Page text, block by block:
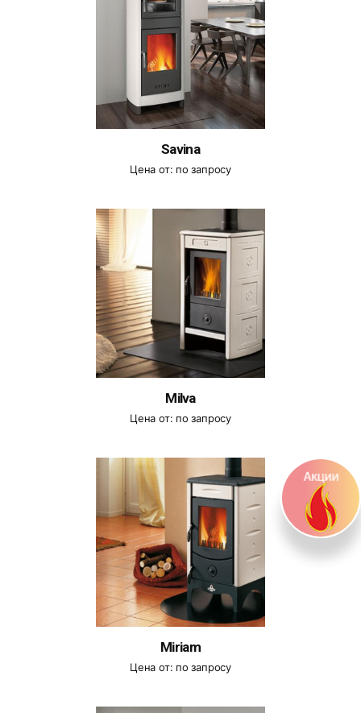
Savina
Цена от: по запросу
Milva
Цена от: по запросу
Miriam
Цена от: по запросу